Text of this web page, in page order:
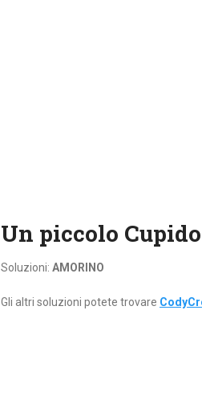
Un piccolo
Soluzioni: AMORINO
Gli altri soluzioni potete trovare